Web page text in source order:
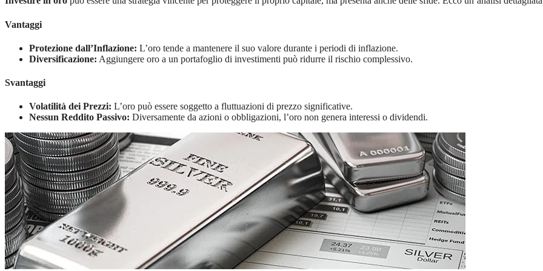
Vantaggi
Protezione dall’Inflazione: L’oro tende a mantenere il suo valore durante i periodi di inflazione.
Diversificazione: Aggiungere oro a un portafoglio di investimenti può ridurre il rischio complessivo.
Svantaggi
Volatilità dei Prezzi: L’oro può essere soggetto a fluttuazioni di prezzo significative.
Nessun Reddito Passivo: Diversamente da azioni o obbligazioni, l’oro non genera interessi o dividendi.